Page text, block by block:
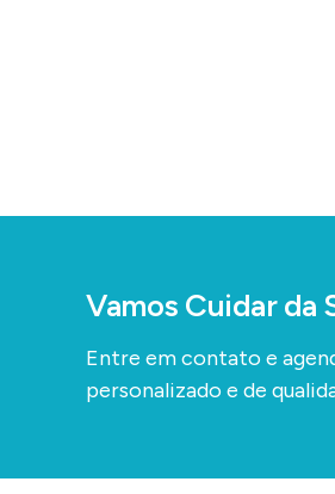
Vamos Cuidar da
Entre em contato e
personalizado e de